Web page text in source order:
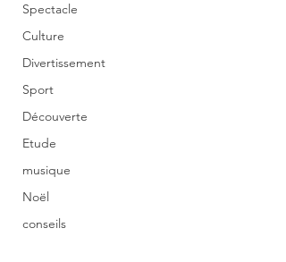
Spectacle
Culture
Divertissement
Sport
Découverte
Etude
musique
Noël
conseils